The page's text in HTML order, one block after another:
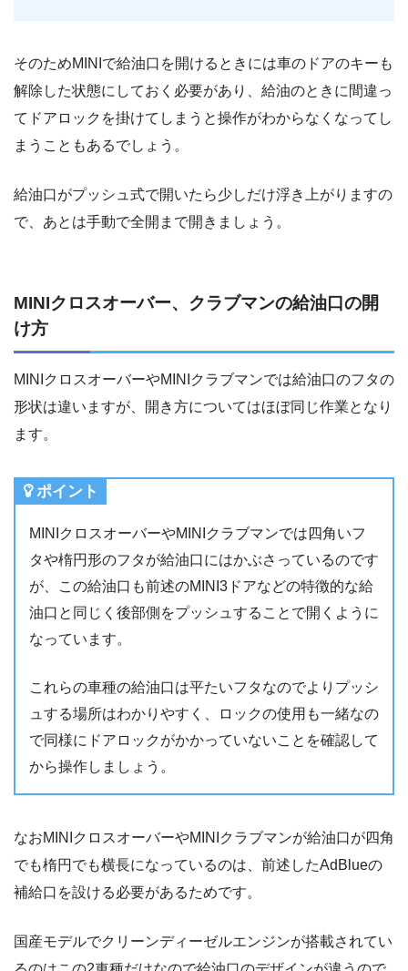
そのためMINIで給油口を開けるときには車のドアのキーも
解除した状態にしておく必要があり、給油のときに間違っ
てドアロックを掛けてしまうと操作がわからなくなってし
まうこともあるでしょう。
給油口がプッシュ式で開いたら少しだけ浮き上がりますの
で、あとは手動で全開まで開きましょう。
MINIクロスオーバー、クラブマンの給油口の開
け方
MINIクロスオーバーやMINIクラブマンでは給油口のフタの
形状は違いますが、開き方についてはほぼ同じ作業となり
ます。
ポイント
MINIクロスオーバーやMINIクラブマンでは四角いフ
タや楕円形のフタが給油口にはかぶさっているのです
が、この給油口も前述のMINI3ドアなどの特徴的な給
油口と同じく後部側をプッシュすることで開くように
なっています。
これらの車種の給油口は平たいフタなのでよりプッシ
ュする場所はわかりやすく、ロックの使用も一緒なの
で同様にドアロックがかかっていないことを確認して
から操作しましょう。
なおMINIクロスオーバーやMINIクラブマンが給油口が四角
でも楕円でも横長になっているのは、前述したAdBlueの
補給口を設ける必要があるためです。
国産モデルでクリーンディーゼルエンジンが搭載されてい